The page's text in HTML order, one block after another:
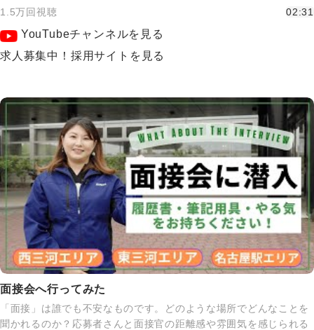
1.5万回視聴 02:31
YouTubeチャンネルを見る
求人募集中！採用サイトを見る
面接会へ行ってみた
「面接」は誰でも不安なものです。どのような場所でどんなことを
聞かれるのか？応募者さんと面接官の距離感や雰囲気を感じられる